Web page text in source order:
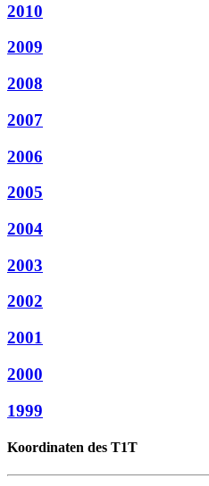
2010
2009
2008
2007
2006
2005
2004
2003
2002
2001
2000
1999
Koordinaten des T1T